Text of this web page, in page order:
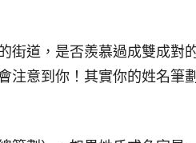
街道，是否羨慕過成雙成對
注意到你！其實你的姓名筆